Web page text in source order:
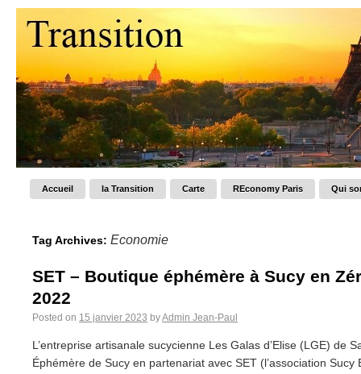
Accueil la Transition Carte REconomy Paris Qui
Tag Archives: Economie
SET – Boutique éphémère à Sucy en
2022
Posted on 15 janvier 2023 byAdmin Jean-Paul
L’entreprise artisanale sucycienne Les Galas d’Elise (LGE) de
Éphémère de Sucy en partenariat avec SET (l’association